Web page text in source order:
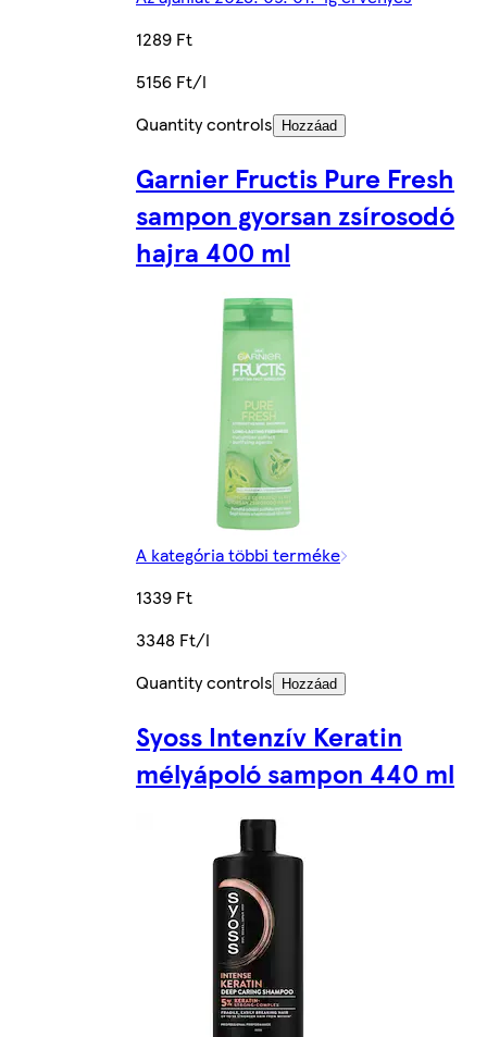
1289 Ft
5156 Ft/l
Quantity controls
Hozzáad
Garnier Fructis Pure Fresh
sampon gyorsan zsírosodó
hajra 400 ml
A kategória többi terméke
1339 Ft
3348 Ft/l
Quantity controls
Hozzáad
Syoss Intenzív Keratin
mélyápoló sampon 440 ml